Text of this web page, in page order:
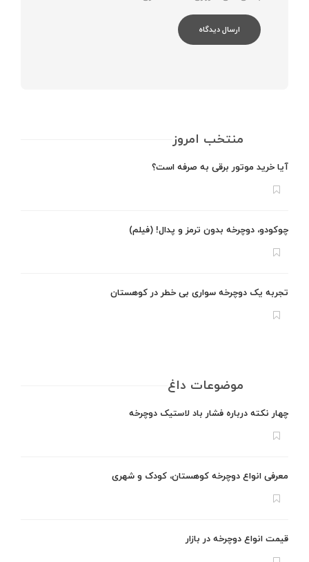
منتخب امروز
آیا خرید موتور برقی به صرفه است؟
چوکودو، دوچرخه بدون ترمز و پدال! (فیلم)
تجربه یک دوچرخه سواری بی خطر در کوهستان
موضوعات داغ
چهار نکته درباره فشار باد لاستیک دوچرخه
معرفی انواع دوچرخه کوهستان، کودک و شهری
قیمت انواع دوچرخه در بازار